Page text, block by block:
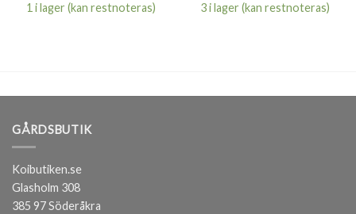
1 i lager (kan restnoteras) 3 i lager (kan restnoteras)
GÅRDSBUTIK
Koibutiken.se
Glasholm 308
385 97 Söderåkra